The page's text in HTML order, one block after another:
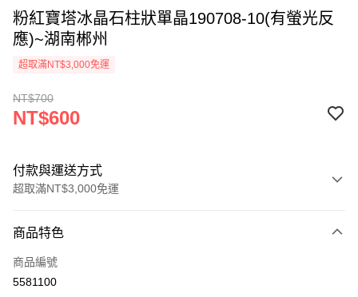
粉紅寶塔冰晶石柱狀單晶190708-10(有螢光反
應)~湖南郴州
超取滿NT$3,000免運
NT$700
NT$600
付款與運送方式
超取滿NT$3,000免運
信用卡一次付款
超商取貨付款
商品特色
商品編號
5581100